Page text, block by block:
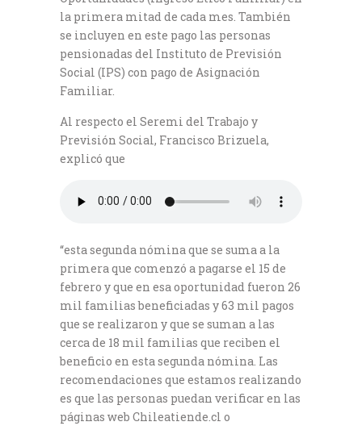
la primera mitad de cada mes. También
se incluyen en este pago las personas
pensionadas del Instituto de Previsión
Social (IPS) con pago de Asignación
Familiar.
Al respecto el Seremi del Trabajo y
Previsión Social, Francisco Brizuela,
explicó que
“esta segunda nómina que se suma a la
primera que comenzó a pagarse el 15 de
febrero y que en esa oportunidad fueron 26
mil familias beneficiadas y 63 mil pagos
que se realizaron y que se suman a las
cerca de 18 mil familias que reciben el
beneficio en esta segunda nómina. Las
recomendaciones que estamos realizando
es que las personas puedan verificar en las
páginas web Chileatiende.cl o